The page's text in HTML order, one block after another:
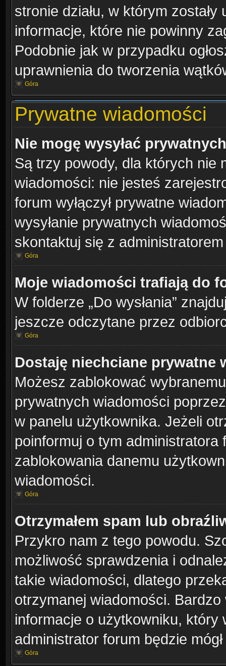
stronie działu, w którym
informacje, które nie powinny
Podobnie jak w przypadku
uprawnienia do tworzenia
Góra
Prywatne wiadomości
Nie mogę wysyłać
Są trzy powody, dla których nie
wiadomości: nie jesteś
forum wyłączył prywatne
wysyłanie prywatnych
skontaktuj się z
Góra
Moje wiadomości trafiają do
W folderze „Do wysłania”
jeszcze odczytane przez
Góra
Dostaję niechciane prywatne
Możesz zablokować
prywatnych wiadomości
w panelu użytkownika. Jeżeli
poinformuj o tym
zablokowania danemu
wiadomości.
Góra
Otrzymałem spam lub
Przykro nam z tego powodu.
możliwość sprawdzenia i
takie wiadomości, dlatego
otrzymanej wiadomości.
informacje o użytkowniku, który
administrator forum będzie
Góra